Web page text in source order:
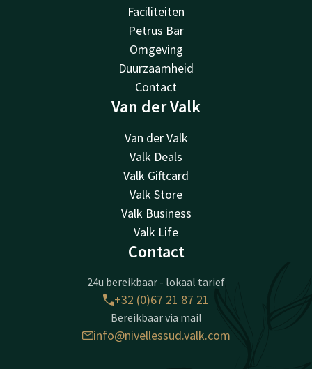
Faciliteiten
Petrus Bar
Omgeving
Duurzaamheid
Contact
Van der Valk
Van der Valk
Valk Deals
Valk Giftcard
Valk Store
Valk Business
Valk Life
Contact
24u bereikbaar - lokaal tarief
+32 (0)67 21 87 21
Bereikbaar via mail
info@nivellessud.valk.com